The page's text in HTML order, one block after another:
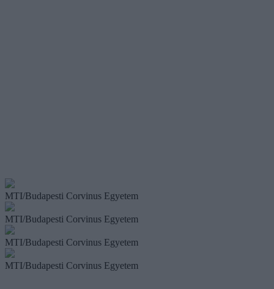
MTI/Budapesti Corvinus Egyetem
MTI/Budapesti Corvinus Egyetem
MTI/Budapesti Corvinus Egyetem
MTI/Budapesti Corvinus Egyetem